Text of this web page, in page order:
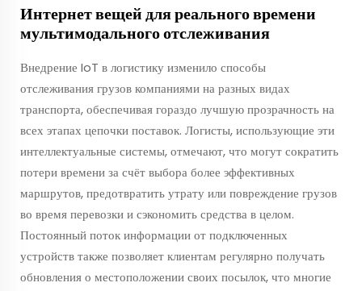
Интернет вещей для реального времени
мультимодального отслеживания
Внедрение IoT в логистику изменило способы
отслеживания грузов компаниями на разных видах
транспорта, обеспечивая гораздо лучшую прозрачность на
всех этапах цепочки поставок. Логисты, использующие эти
интеллектуальные системы, отмечают, что могут сократить
потери времени за счёт выбора более эффективных
маршрутов, предотвратить утрату или повреждение грузов
во время перевозки и сэкономить средства в целом.
Постоянный поток информации от подключенных
устройств также позволяет клиентам регулярно получать
обновления о местоположении своих посылок, что многие